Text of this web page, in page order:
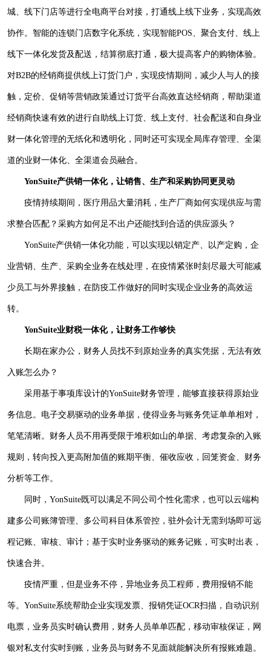
城、线下门店等进行全电商平台对接，打通线上线下业务，实现高效
协作。智能的连锁门店数字化系统，实现智能POS、聚合支付、线上
线下一体化发货及配送，结算彻底打通，极大提高客户的购物体验。
对B2B的经销商提供线上订货门户，实现疫情期间，减少人与人的接
触，定价、促销等营销政策通过订货平台高效直达经销商，帮助渠道
经销商快速有效的进行自助线上订货、线上支付、社会配送和自身业
财一体化管理的无纸化和透明化，同时还可实现全局库存管理、全渠
道的业财一体化、全渠道会员融合。
YonSuite产供销一体化，让销售、生产和采购协同更灵动
疫情持续期间，医疗用品大量消耗，生产厂商如何实现供应与需
求整合匹配？采购方如何足不出户还能找到合适的供应源头？
YonSuite产供销一体化功能，可以实现以销定产、以产定购，企
业营销、生产、采购全业务在线处理，在疫情紧张时刻尽最大可能减
少员工与外界接触，在防疫工作做好的同时实现企业业务的高效运
转。
YonSuite业财税一体化，让财务工作够快
长期在家办公，财务人员找不到原始业务的真实凭据，无法有效
入账怎么办？
采用基于事项库设计的YonSuite财务管理，能够直接获得原始业
务信息。电子交易驱动的业务单据，使得业务与账务凭证单单相对，
笔笔清晰。财务人员不用再受限于堆积如山的单据、考虑复杂的入账
规则，转向投入更高附加值的账期平衡、催收应收，回笼资金、财务
分析等工作。
同时， YonSuite既可以满足不同公司个性化需求，也可以云端构
建多公司账簿管理、多公司科目体系管控，驻外会计无需到场即可远
程记账、审核、审计；基于实时业务驱动的账务记账，可实时出表，
快速合并。
疫情严重，但是业务不停，异地业务员工程师，费用报销不能
等。 YonSuite系统帮助企业实现发票、报销凭证OCR扫描，自动识别
电票，业务员实时确认费用，财务人员单单匹配，移动审核保证，网
银对私支付实时到账，业务员与财务不见面就能解决所有报账难题。